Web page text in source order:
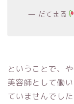
— だてまる
ということで、
美容師として働
ていませんでした